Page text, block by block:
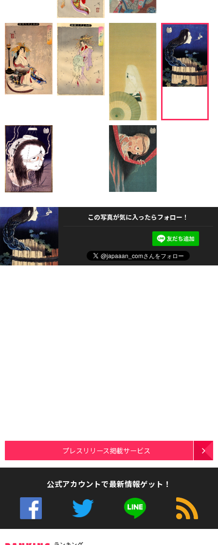
この写真が気に入ったらフォロー！
プレスリリース掲載サービス
公式アカウントで最新情報ゲット！